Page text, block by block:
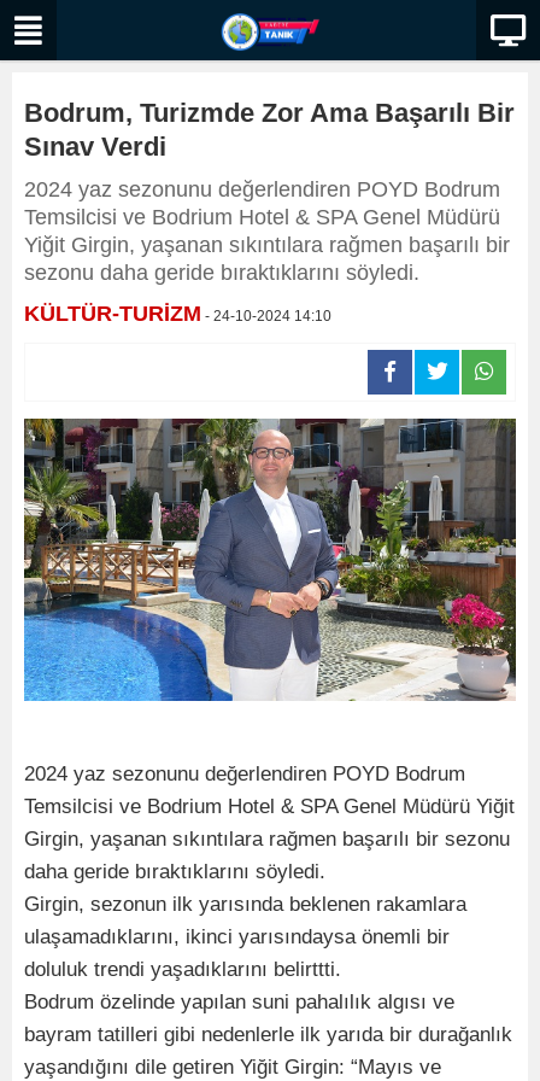
Bodrum, Turizmde Zor Ama Başarılı Bir
Sınav Verdi
2024 yaz sezonunu değerlendiren POYD Bodrum
Temsilcisi ve Bodrium Hotel & SPA Genel Müdürü
Yiğit Girgin, yaşanan sıkıntılara rağmen başarılı bir
sezonu daha geride bıraktıklarını söyledi.
KÜLTÜR-TURİZM - 24-10-2024 14:10
2024 yaz sezonunu değerlendiren POYD Bodrum
Temsilcisi ve Bodrium Hotel & SPA Genel Müdürü Yiğit
Girgin, yaşanan sıkıntılara rağmen başarılı bir sezonu
daha geride bıraktıklarını söyledi.
Girgin, sezonun ilk yarısında beklenen rakamlara
ulaşamadıklarını, ikinci yarısındaysa önemli bir
doluluk trendi yaşadıklarını belirttti.
Bodrum özelinde yapılan suni pahalılık algısı ve
bayram tatilleri gibi nedenlerle ilk yarıda bir durağanlık
yaşandığını dile getiren Yiğit Girgin: “Mayıs ve